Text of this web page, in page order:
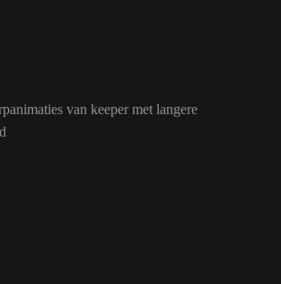
van keeper met langere